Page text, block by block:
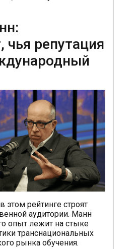
чья репутация
этом рейтинге строят
аудитории. Манн
опыт лежит на стыке
транснациональных
рынка обучения.